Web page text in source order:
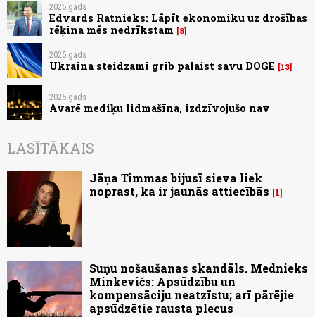
2025.gads
Edvards Ratnieks: Lāpīt ekonomiku uz drošības
rēķina mēs nedrīkstam
8
2025.gads
Ukraina steidzami grib palaist savu DOGE 13
2025.gads
Avarē mediķu lidmašīna, izdzīvojušo nav
LASĪTĀKAIS
Jāņa Timmas bijusī sieva liek
noprast, ka ir jaunās attiecībās
1
Suņu nošaušanas skandāls. Mednieks
Minkevičs: Apsūdzību un
kompensāciju neatzīstu; arī pārējie
apsūdzētie rausta plecus